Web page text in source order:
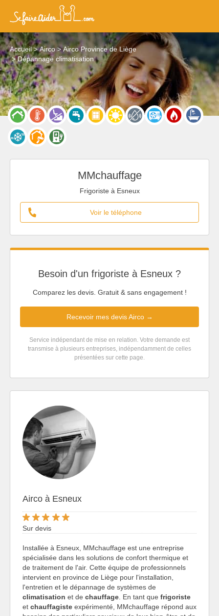
Accueil Airco
Airco Province de Liège
Dépannage climatisation
MMchauffage
Frigoriste à Esneux
Voir le téléphone
Besoin d'un frigoriste à Esneux ?
Comparez les devis. Gratuit & sans engagement !
Recevoir mes devis Airco →
Service indépendant de mise en relation. Votre demande est
transmise à plusieurs entreprises, indépendamment de celles
présentées sur cette page.
Airco à Esneux
Sur devis
Installée à Esneux, MMchauffage est une entreprise
spécialisée dans les solutions de confort thermique et
de traitement de l'air. Cette équipe de professionnels
intervient en province de Liège pour l'installation,
l'entretien et le dépannage de systèmes de
climatisation et de chauffage . En tant que frigoriste
et chauffagiste expérimenté, MMchauffage répond aux